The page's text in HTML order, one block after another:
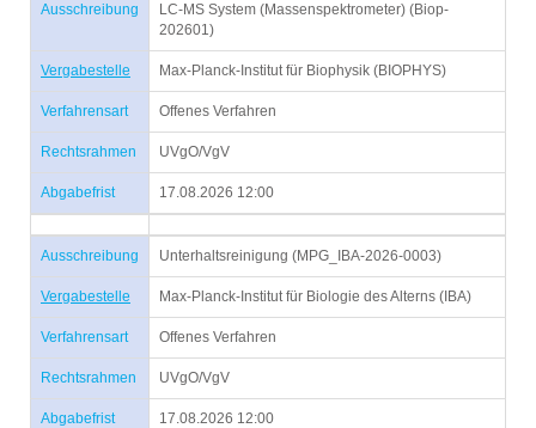
Ausschreibung
LC-MS System (Massenspektrometer) (Biop-
202601)
Vergabestelle Max-Planck-Institut für Biophysik (BIOPHYS)
Verfahrensart Offenes Verfahren
Rechtsrahmen UVgO/VgV
Abgabefrist 17.08.2026 12:00
Ausschreibung Unterhaltsreinigung (MPG_IBA-2026-0003)
Vergabestelle Max-Planck-Institut für Biologie des Alterns (IBA)
Verfahrensart Offenes Verfahren
Rechtsrahmen UVgO/VgV
Abgabefrist 17.08.2026 12:00